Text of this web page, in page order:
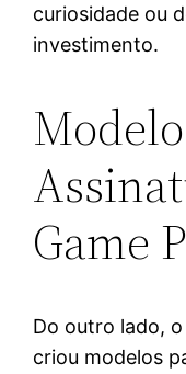
curiosidade ou
investimento.
Game
Do outro lado,
criou modelos